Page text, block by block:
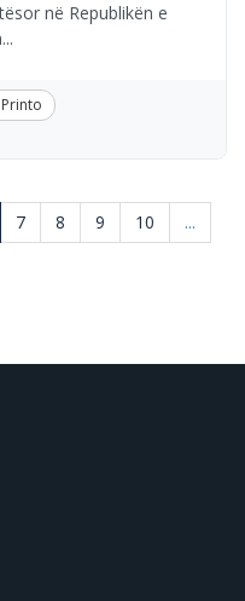
në Republikën e
7 8 9 10
...